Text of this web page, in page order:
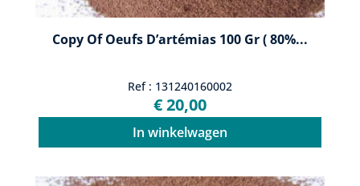
Copy Of Oeufs D’artémias 100 Gr ( 80%...
Ref : 131240160002
€ 20,00
In winkelwagen